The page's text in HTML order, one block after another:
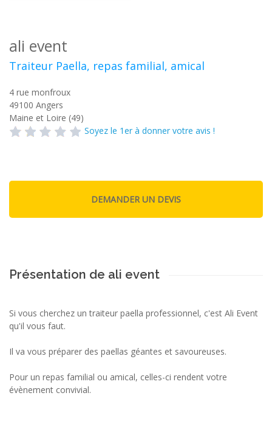
ali event
Traiteur Paella, repas familial, amical
4 rue monfroux
49100 Angers
Maine et Loire (49)
Soyez le 1er à donner votre avis !
Présentation de ali event
Si vous cherchez un traiteur paella professionnel, c'est Ali Event
qu'il vous faut.
Il va vous préparer des paellas géantes et savoureuses.
Pour un repas familial ou amical, celles-ci rendent votre
évènement convivial.